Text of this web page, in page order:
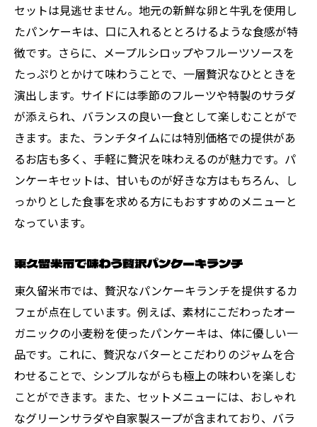
セットは見逃せません。地元の新鮮な卵と牛乳を使用し
たパンケーキは、口に入れるととろけるような食感が特
徴です。さらに、メープルシロップやフルーツソースを
たっぷりとかけて味わうことで、一層贅沢なひとときを
演出します。サイドには季節のフルーツや特製のサラダ
が添えられ、バランスの良い一食として楽しむことがで
きます。また、ランチタイムには特別価格での提供があ
るお店も多く、手軽に贅沢を味わえるのが魅力です。パ
ンケーキセットは、甘いものが好きな方はもちろん、し
っかりとした食事を求める方にもおすすめのメニューと
なっています。
東久留米市で味わう贅沢パンケーキランチ
東久留米市では、贅沢なパンケーキランチを提供するカ
フェが点在しています。例えば、素材にこだわったオー
ガニックの小麦粉を使ったパンケーキは、体に優しい一
品です。これに、贅沢なバターとこだわりのジャムを合
わせることで、シンプルながらも極上の味わいを楽しむ
ことができます。また、セットメニューには、おしゃれ
なグリーンサラダや自家製スープが含まれており、バラ